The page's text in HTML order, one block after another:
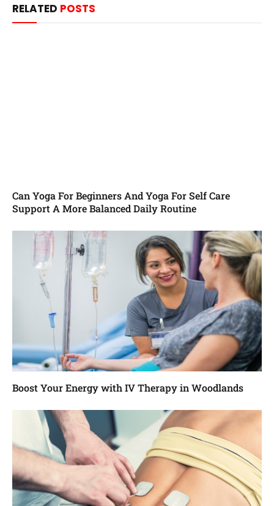
RELATED POSTS
Can Yoga For Beginners And Yoga For Self Care
Support A More Balanced Daily Routine
Boost Your Energy with IV Therapy in Woodlands